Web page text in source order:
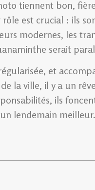
tiennent bon,
est crucial : ils
modernes, les
serait
et
la ville, il y a un
ils
lendemain meilleur.